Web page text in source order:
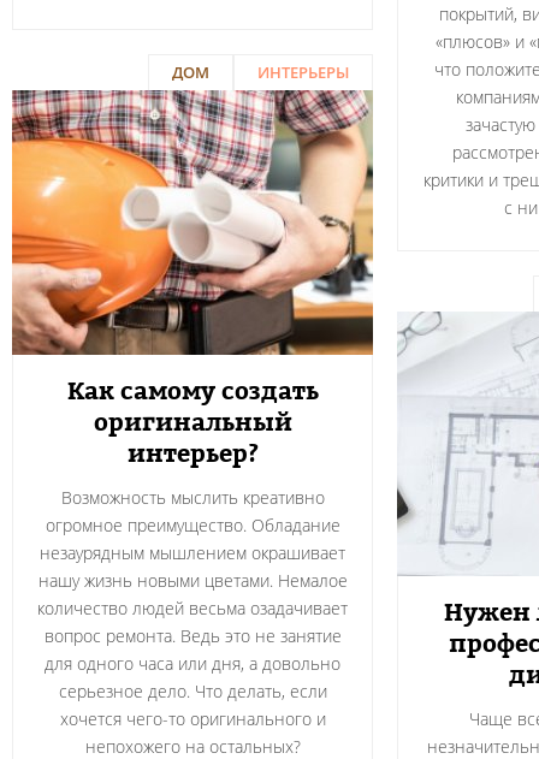
покрытий,
«плюсов» и
что
критики и
с
ИНТЕРЬЕРЫ
ДОМ
Как самому создать
оригинальный
интерьер?
Возможность мыслить креативно
огромное преимущество. Обладание
незаурядным мышлением окрашивает
нашу жизнь новыми цветами. Немалое
количество людей весьма озадачивает
вопрос ремонта. Ведь это не занятие
для одного часа или дня, а довольно
серьезное дело. Что делать, если
хочется чего-то оригинального и
непохожего на остальных?
Нужен
Чаще